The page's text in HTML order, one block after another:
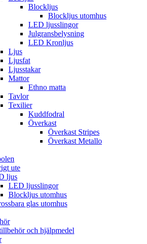
Blockljus
Blockljus utomhus
LED ljusslingor
Julgransbelysning
LED Kronljus
Ljus
Ljusfat
Ljusstakar
Mattor
Ethno matta
Tavlor
Texilier
Kuddfodral
Överkast
Överkast Stripes
Överkast Metallo
ute
ljus
LED ljusslingor
Blockljus utomhus
glas utomhus
och hjälpmedel